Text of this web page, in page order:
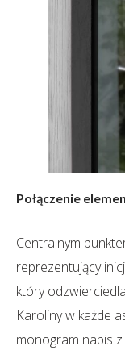
Połączenie
Centralnym
reprezentujący
który
Karoliny w każde
monogram napis z